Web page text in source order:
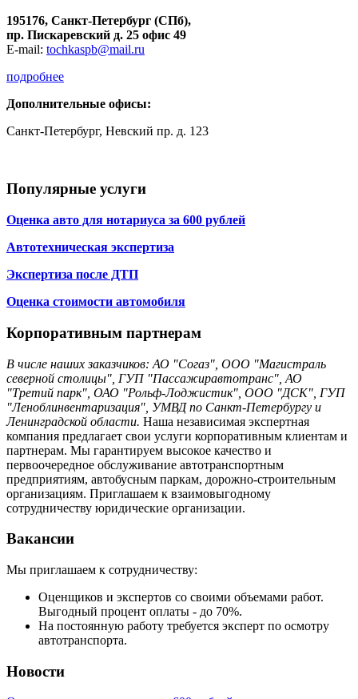
195176, Санкт-Петербург (СПб),
пр. Пискаревский д. 25 офис 49
E-mail: tochkaspb@mail.ru
подробнее
Дополнительные офисы:
Санкт-Петербург, Невский пр. д. 123
Популярные услуги
Оценка авто для нотариуса за 600 рублей
Автотехническая экспертиза
Экспертиза после ДТП
Оценка стоимости автомобиля
Корпоративным партнерам
В числе наших заказчиков: АО "Согаз", ООО "Магистраль
северной столицы", ГУП "Пассажиравтотранс", АО
"Третий парк", ОАО "Рольф-Лоджистик", ООО "ДСК", ГУП
"Леноблинвентаризация", УМВД по Санкт-Петербургу и
Ленинградской области. Наша независимая экспертная
компания предлагает свои услуги корпоративным клиентам и
партнерам. Мы гарантируем высокое качество и
первоочередное обслуживание автотранспортным
предприятиям, автобусным паркам, дорожно-строительным
организациям. Приглашаем к взаимовыгодному
сотрудничеству юридические организации.
Вакансии
Мы приглашаем к сотрудничеству:
Оценщиков и экспертов со своими объемами работ.
Выгодный процент оплаты - до 70%.
На постоянную работу требуется эксперт по осмотру
автотранспорта.
Новости